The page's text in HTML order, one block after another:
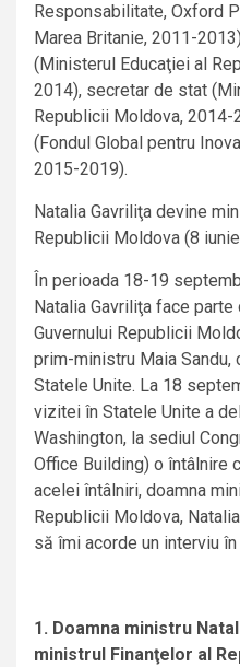
Responsabilitate, Oxford
Marea Britanie, 2011-
(Ministerul Educaţiei al
2014), secretar de stat
Republicii Moldova,
(Fondul Global pentru
2015-2019).
Natalia Gavriliţa devine
Republicii Moldova (8
În perioada 18-19
Natalia Gavriliţa face
Guvernului Republicii
prim-ministru Maia
Statele Unite. La 18
vizitei în Statele Unite a
Washington, la sediul
Office Building) o întâlnire
acelei întâlniri, doamna
Republicii Moldova,
să îmi acorde un interviu
1. Doamna ministru
ministrul Finanţelor al